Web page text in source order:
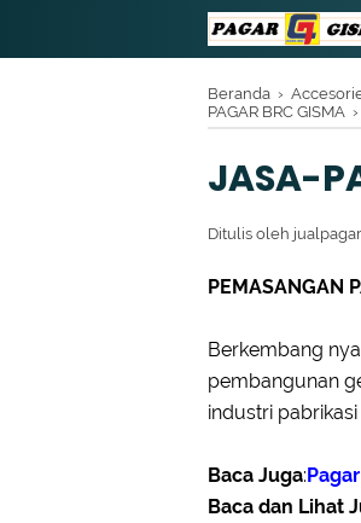
Beranda ›
PAGAR BRC GISMA ›
JASA-
Ditulis oleh
PEMASANGAN
Berkembang
pembangunan
industri
Baca Juga:
Baca dan Lihat